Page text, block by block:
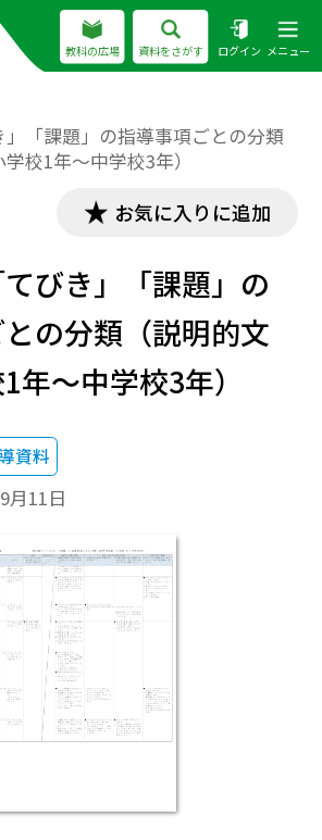
教科の広場 資料をさがす ログイン メニュー
「課題」の指導事項ごとの分類
学校1年～中学校3年）
お気に入りに追加
びき」「課題」の
の分類（説明的文
年～中学校3年）
資料
月11日